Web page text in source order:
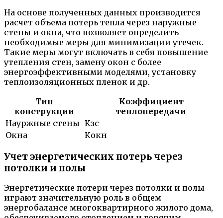
На основе полученных данных производится
расчет объема потерь тепла через наружные
стены и окна, что позволяет определить
необходимые меры для минимизации утечек.
Такие меры могут включать в себя повышение
утепления стен, замену окон с более
энергоэффективными моделями, установку
теплоизоляционных пленок и др.
Тип
конструкции
Коэффициент
теплопередачи
Науржные стены Кзс
Окна
Кокн
Учет энергетических потерь через
потолки и полы
Энергетические потери через потолки и полы
играют значительную роль в общем
энергобалансе многоквартирного жилого дома,